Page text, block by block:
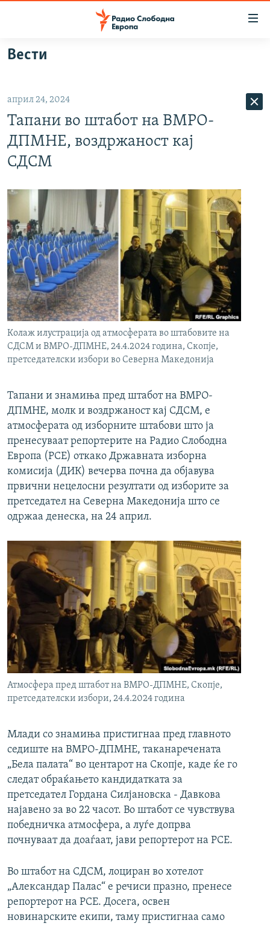
Оди
на
главната
навигација
Премини
на
ВИЗУЕЛНО
ШТО ТРЕБА ДА ЗНАЕТЕ
ПРИЈАВИ СЕ ЗА ЊУЗЛЕТЕР
ПОДКАСТ ЗОШТО?
СЛЕДЕТЕ НЕ
РСЕ веб страници
Вести
април 24, 2024
Тапани во штабот на ВМРО-
ДПМНЕ, воздржаност кај
СДСМ
Колаж илустрација од атмосферата во штабовите на
СДСМ и ВМРО-ДПМНЕ, 24.4.2024 година, Скопје,
претседателски избори во Северна Македонија
Тапани и знамиња пред штабот на ВМРО-
ДПМНЕ, молк и воздржаност кај СДСМ, е
атмосферата од изборните штабови што ја
пренесуваат репортерите на Радио Слободна
Европа (РСЕ) откако Државната изборна
комисија (ДИК) вечерва почна да објавува
првични нецелосни резултати од изборите за
претседател на Северна Македонија што се
одржаа денеска, на 24 април.
Атмосфера пред штабот на ВМРО-ДПМНЕ, Скопје,
претседателски избори, 24.4.2024 година
Млади со знамиња пристигнаа пред главното
седиште на ВМРО-ДПМНЕ, таканаречената
„Бела палата“ во центарот на Скопје, каде ќе го
следат обраќањето кандидатката за
претседател Гордана Силјановска - Давкова
најавено за во 22 часот. Во штабот се чувствува
победничка атмосфера, а луѓе допрва
почнуваат да доаѓаат, јави репортерот на РСЕ.
Во штабот на СДСМ, лоциран во хотелот
„Александар Палас“ е речиси празно, пренесе
репортерот на РСЕ. Досега, освен
новинарските екипи, таму пристигнаа само